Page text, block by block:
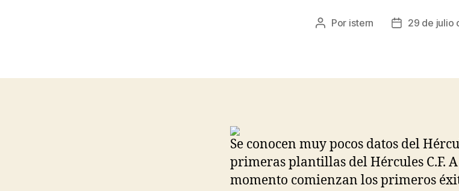
Autor
Por istern
Fecha29 de julio
Se conocen muy pocos datos del
primeras plantillas del Hércules C.F.
momento comienzan los primeros